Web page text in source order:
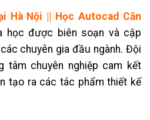
Hà Nội || Học Autocad Căn
học được biên soạn và cập
chuyên gia đầu ngành. Đội
tâm chuyên nghiệp cam kết
tạo ra các tác phẩm thiết kế